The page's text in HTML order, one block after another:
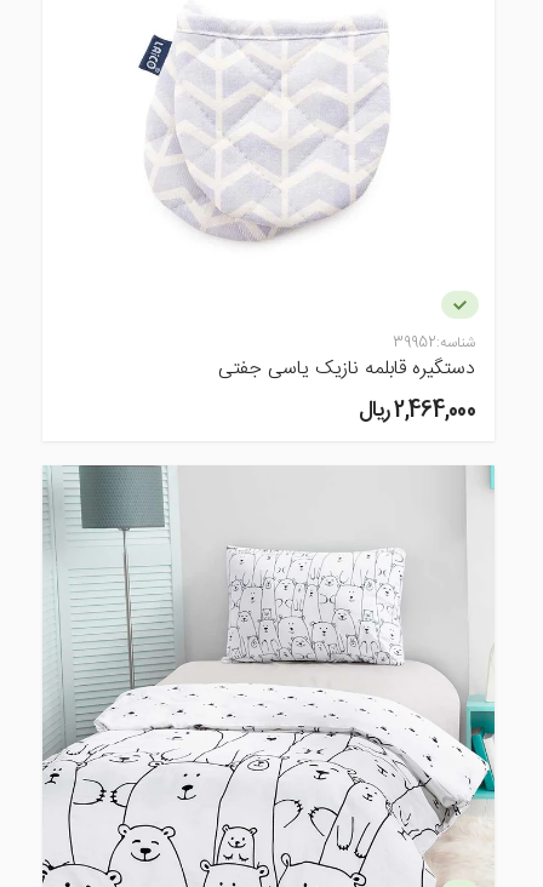
شناسه:39952
دستگیره قابلمه نازیک یاسی جفتی
2,464,000 ريال